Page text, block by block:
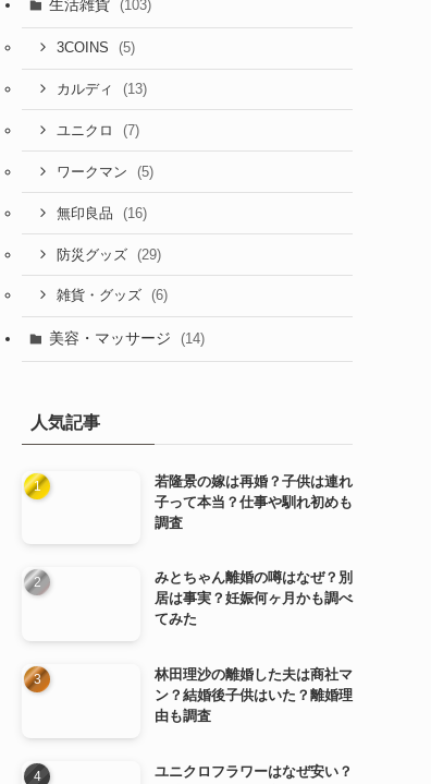
生活雑貨 (103)
3COINS (5)
カルディ (13)
ユニクロ (7)
ワークマン (5)
無印良品 (16)
防災グッズ (29)
雑貨・グッズ (6)
美容・マッサージ (14)
人気記事
若隆景の嫁は再婚？子供は連れ
子って本当？仕事や馴れ初めも
調査
みとちゃん離婚の噂はなぜ？別
居は事実？妊娠何ヶ月かも調べ
てみた
林田理沙の離婚した夫は商社マ
ン？結婚後子供はいた？離婚理
由も調査
ユニクロフラワーはなぜ安い？